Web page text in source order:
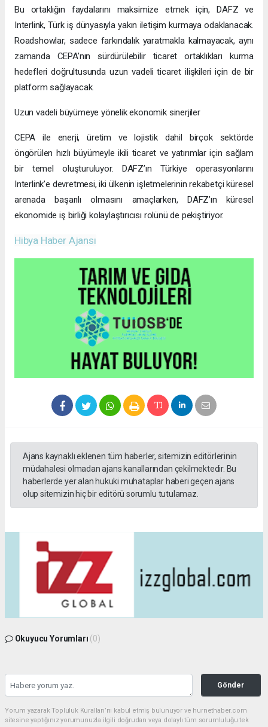
Bu ortaklığın faydalarını maksimize etmek için, DAFZ ve
Interlink, Türk iş dünyasıyla yakın iletişim kurmaya odaklanacak.
Roadshowlar, sadece farkındalık yaratmakla kalmayacak, aynı
zamanda CEPA’nın sürdürülebilir ticaret ortaklıkları kurma
hedefleri doğrultusunda uzun vadeli ticaret ilişkileri için de bir
platform sağlayacak.
Uzun vadeli büyümeye yönelik ekonomik sinerjiler
CEPA ile enerji, üretim ve lojistik dahil birçok sektörde
öngörülen hızlı büyümeyle ikili ticaret ve yatırımlar için sağlam
bir temel oluşturuluyor. DAFZ’ın Türkiye operasyonlarını
Interlink’e devretmesi, iki ülkenin işletmelerinin rekabetçi küresel
arenada başarılı olmasını amaçlarken, DAFZ’ın küresel
ekonomide iş birliği kolaylaştırıcısı rolünü de pekiştiriyor.
Hibya Haber Ajansı
Ajans kaynaklı eklenen tüm haberler, sitemizin editörlerinin
müdahalesi olmadan ajans kanallarından çekilmektedir. Bu
haberlerde yer alan hukuki muhataplar haberi geçen ajans
olup sitemizin hiç bir editörü sorumlu tutulamaz.
Okuyucu Yorumları (0)
Gönder
Yorum yazarak Topluluk Kuralları’nı kabul etmiş bulunuyor ve hurnethaber.com
sitesine yaptığınız yorumunuzla ilgili doğrudan veya dolaylı tüm sorumluluğu tek